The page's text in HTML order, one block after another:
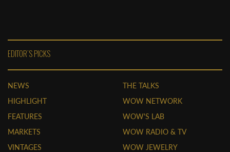
EDITOR'S PICKS
NEWS
HIGHLIGHT
FEATURES
MARKETS
VINTAGES
THE TALKS
WOW NETWORK
WOW'S LAB
WOW RADIO & TV
WOW JEWELRY